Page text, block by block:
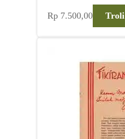
Rp7.500,00 Troli